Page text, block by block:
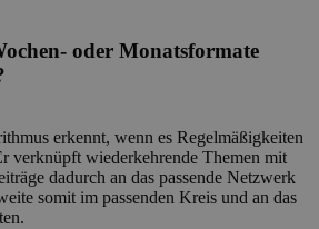
oder Monatsformate
erkennt, wenn es Regelmäßigkeiten
verknüpft wiederkehrende Themen mit
dadurch an das passende Netzwerk
somit im passenden Kreis und an das